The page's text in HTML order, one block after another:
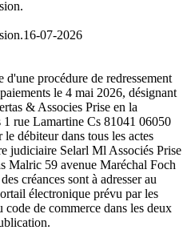
16-07-2026
procédure de redressement
le 4 mai 2026, désignant
& Associes Prise en la
rue Lamartine Cs 81041 06050
débiteur dans tous les actes
judiciaire Selarl Ml Associés Prise
Malric 59 avenue Maréchal Foch
créances sont à adresser au
électronique prévu par les
de commerce dans les deux